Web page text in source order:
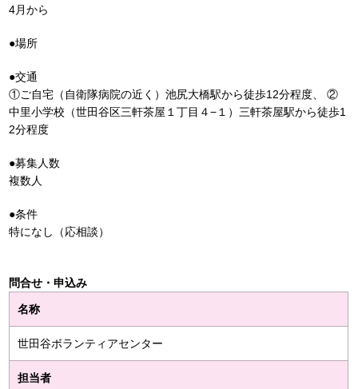
4月から
●場所
●交通
①ご自宅（自衛隊病院の近く）池尻大橋駅から徒歩12分程度、 ②
中里小学校（世田谷区三軒茶屋１丁目４−１）三軒茶屋駅から徒歩1
2分程度
●募集人数
複数人
●条件
特になし（応相談）
問合せ・申込み
名称
世田谷ボランティアセンター
担当者